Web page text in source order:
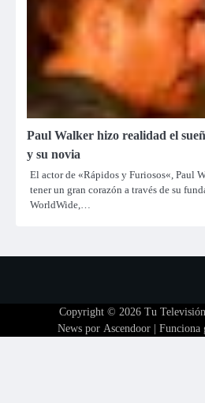
Paul Walker hizo realidad el
y su novia
El actor de «Rápidos y Furiosos«, Paul
tener un gran corazón a través de su
WorldWide,…
Copyright © 2026 Tu
News por Ascendoor | Funciona